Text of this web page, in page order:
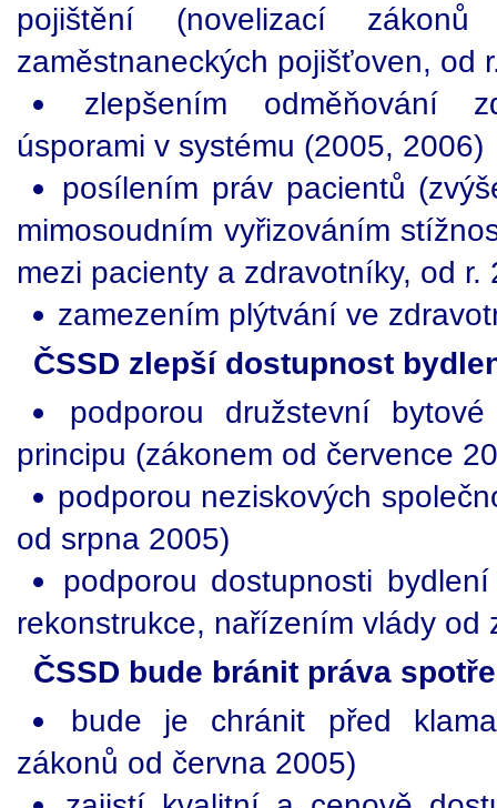
pojištění (novelizací
zaměstnaneckých pojišťoven, od
zlepšením odměňování
úsporami v systému (2005, 2006)
posílením práv pacientů
mimosoudním vyřizováním
mezi pacienty a zdravotníky, od r.
zamezením plýtvání ve
ČSSD zlepší dostupnost
podporou družstevní
principu (zákonem od července
podporou neziskových
od srpna 2005)
podporou dostupnosti
rekonstrukce, nařízením vlády od
ČSSD bude bránit práva
bude je chránit před
zákonů od června 2005)